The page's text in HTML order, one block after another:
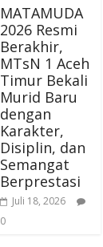
MATAMUDA
2026 Resmi
Berakhir,
MTsN 1 Aceh
Timur Bekali
Murid Baru
dengan
Karakter,
Disiplin, dan
Semangat
Berprestasi
Juli 18, 2026
0